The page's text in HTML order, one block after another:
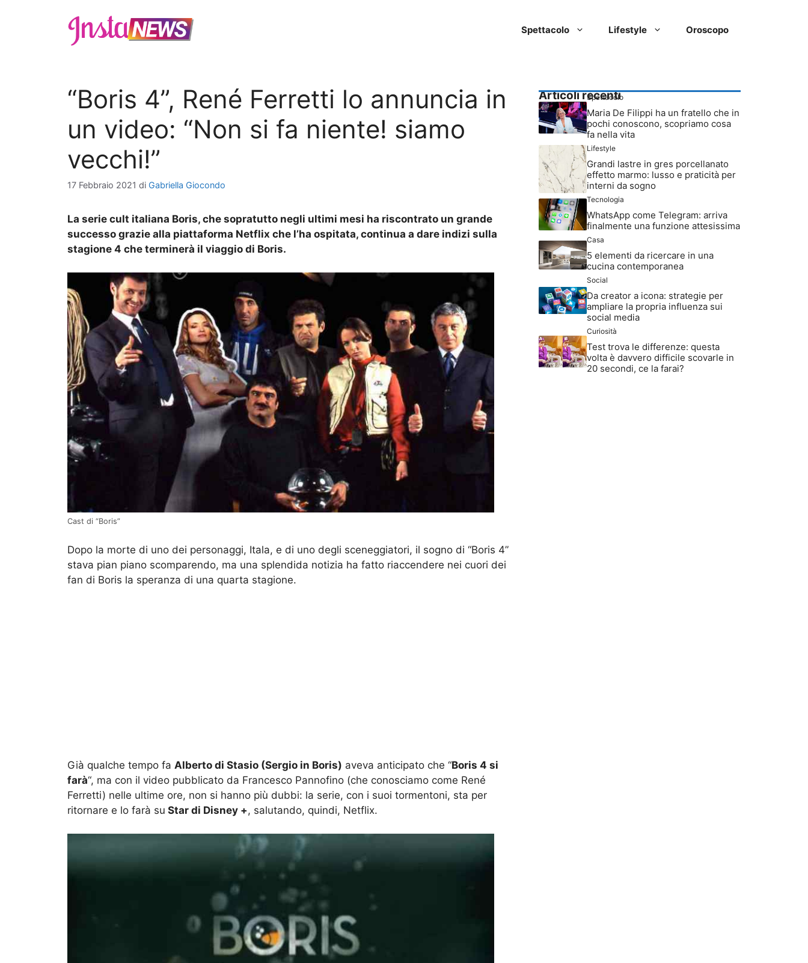
Spettacolo Lifestyle Oroscopo
“Boris 4”, René Ferretti lo annuncia in
un video: “Non si fa niente! siamo
vecchi!”
17 Febbraio 2021 di Gabriella Giocondo
La serie cult italiana Boris, che sopratutto negli ultimi mesi ha riscontrato un grande
successo grazie alla piattaforma Netflix che l’ha ospitata, continua a dare indizi sulla
stagione 4 che terminerà il viaggio di Boris.
Cast di “Boris”
Dopo la morte di uno dei personaggi, Itala, e di uno degli sceneggiatori, il sogno di “Boris 4”
stava pian piano scomparendo, ma una splendida notizia ha fatto riaccendere nei cuori dei
fan di Boris la speranza di una quarta stagione.
Già qualche tempo fa Alberto di Stasio (Sergio in Boris) aveva anticipato che “Boris 4 si
farà“, ma con il video pubblicato da Francesco Pannofino (che conosciamo come René
Ferretti) nelle ultime ore, non si hanno più dubbi: la serie, con i suoi tormentoni, sta per
ritornare e lo farà su Star di Disney +, salutando, quindi, Netflix.
Articoli recenti
Spettacolo
Maria De Filippi ha un fratello che in
pochi conoscono, scopriamo cosa
fa nella vita
Lifestyle
Grandi lastre in gres porcellanato
effetto marmo: lusso e praticità per
interni da sogno
Tecnologia
WhatsApp come Telegram: arriva
finalmente una funzione attesissima
Casa
5 elementi da ricercare in una
cucina contemporanea
Social
Da creator a icona: strategie per
ampliare la propria influenza sui
social media
Curiosità
Test trova le differenze: questa
volta è davvero difficile scovarle in
20 secondi, ce la farai?